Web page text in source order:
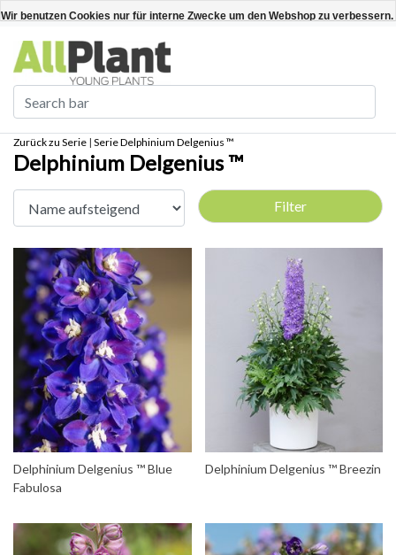
Kundenkonto anlegen / anmelden Deutsch
Zurück zu Serie | SerieDelphinium Delgenius ™
Delphinium Delgenius ™
Filter
Delphinium Delgenius ™ Blue
Fabulosa
Delphinium Delgenius ™ Breezin
Wir benutzen Cookies nur für interne Zwecke um den Webshop zu